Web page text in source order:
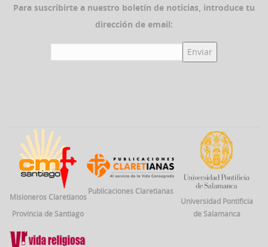
Para suscribirte a nuestro boletín de noticias, introduce tu
dirección de email:
Misioneros Claretianos
Provincia de Santiago
Publicaciones Claretianas
Universidad Pontificia
de Salamanca